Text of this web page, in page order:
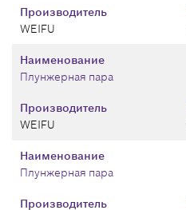
Производитель
WEIFU
Производитель
WEIFU
Наименование
Плунжерная пара
Производитель
Наименование
Плунжерная пара